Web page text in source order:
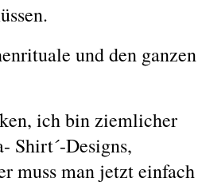
und den ganzen
ich bin ziemlicher
Shirt´-Designs,
muss man jetzt einfach